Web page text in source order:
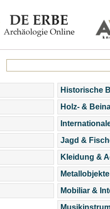
Historische
Holz- &
Jagd &
Kleidung &
Metallobjekte
Mobiliar &